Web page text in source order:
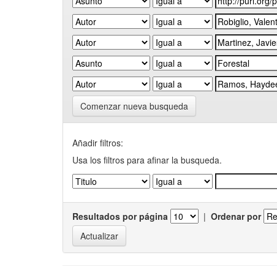
Comenzar nueva busqueda
Añadir filtros:
Usa los filtros para afinar la busqueda.
Resultados por página | Ordenar por